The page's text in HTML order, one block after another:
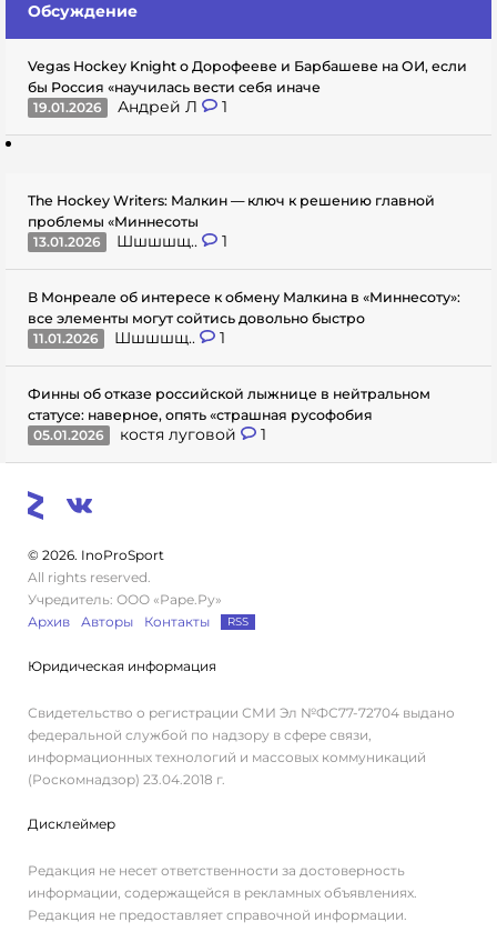
Обсуждение
Vegas Hockey Knight о Дорофееве и Барбашеве на ОИ, если
бы Россия «научилась вести себя иначе
19.01.2026
Андрей Л 1
The Hockey Writers: Малкин — ключ к решению главной
проблемы «Миннесоты
13.01.2026
Шшшшщ.. 1
В Монреале об интересе к обмену Малкина в «Миннесоту»:
все элементы могут сойтись довольно быстро
11.01.2026
Шшшшщ.. 1
Финны об отказе российской лыжнице в нейтральном
статусе: наверное, опять «страшная русофобия
05.01.2026
костя луговой 1
© 2026. InoProSport
All rights reserved.
Учредитель: ООО «Раре.Ру»
Архив
Авторы Контакты RSS
Юридическая информация
Свидетельство о регистрации СМИ Эл №ФС77-72704 выдано
федеральной службой по надзору в сфере связи,
информационных технологий и массовых коммуникаций
(Роскомнадзор) 23.04.2018 г.
Дисклеймер
Редакция не несет ответственности за достоверность
информации, содержащейся в рекламных объявлениях.
Редакция не предоставляет справочной информации.